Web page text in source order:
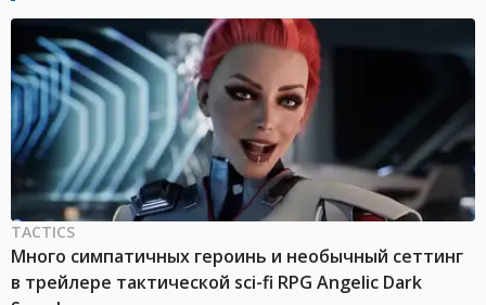
TACTICS
Много симпатичных героинь и необычный сеттинг
в трейлере тактической sci-fi RPG Angelic Dark